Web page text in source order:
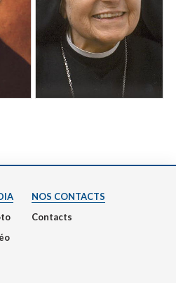
NOS CONTACTS
Contacts